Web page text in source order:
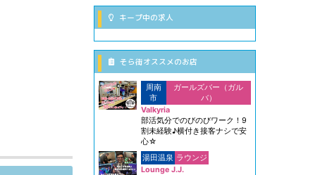
キープ中の求人
そら街オススメのお店
周南
市
ガールズバー（ガル
バ）
Valkyria
部活気分でのびのびワーク！9
割未経験♪横付き接客ナシで安
心☆
湯田温泉 ラウンジ
Lounge J.J.